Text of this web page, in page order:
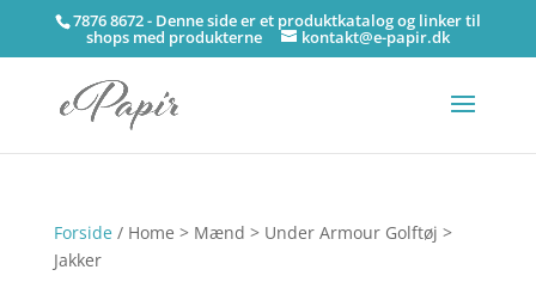
7876 8672 - Denne side er et produktkatalog og linker til
shops med produkterne kontakt@e-papir.dk
Forside/ Home > Mænd > Under Armour Golftøj >
Jakker